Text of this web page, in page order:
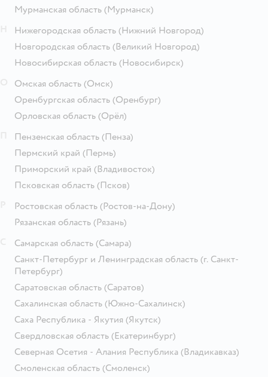
Мурманская область (Мурманск)
Нижегородская область (Нижний Новгород)
Новгородская область (Великий Новгород)
Новосибирская область (Новосибирск)
Омская область (Омск)
Оренбургская область (Оренбург)
Орловская область (Орёл)
Пензенская область (Пенза)
Пермский край (Пермь)
Приморский край (Владивосток)
Псковская область (Псков)
Ростовская область (Ростов-на-Дону)
Рязанская область (Рязань)
Самарская область (Самара)
Санкт-Петербург и Ленинградская область (г. Санкт-
Петербург)
Саратовская область (Саратов)
Сахалинская область (Южно-Сахалинск)
Саха Республика - Якутия (Якутск)
Свердловская область (Екатеринбург)
Северная Осетия - Алания Республика (Владикавказ)
Смоленская область (Смоленск)